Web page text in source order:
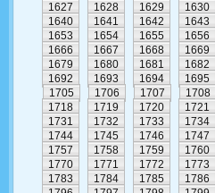
1627
1628 1629 1630
1640
1641 1642 1643
1653
1654 1655 1656
1666
1667 1668 1669
1679
1680 1681 1682
1692
1693 1694 1695
1705
1706 1707 1708
1718
1719 1720 1721
1731
1732 1733 1734
1744
1745 1746 1747
1757
1758 1759 1760
1770
1771 1772 1773
1783
1784 1785 1786